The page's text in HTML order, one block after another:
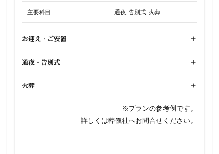
主要科目 通夜, 告別式, 火葬
お迎え・ご安置 +
通夜・告別式 +
火葬 +
※プランの参考例です。
詳しくは葬儀社へお問合せください。